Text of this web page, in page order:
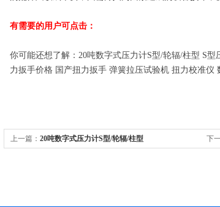
有需要的用户可点击 ：
你可能还想了解：20吨数字式压力计S型/轮辐/柱型 S
力扳手价格 国产扭力扳手 弹簧拉压试验机 扭力校准
上一篇： 20吨数字式压力计S型/轮辐/柱型 下